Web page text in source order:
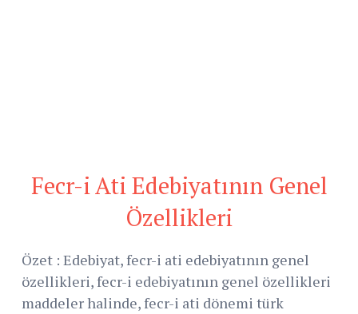
Fecr-i Ati Edebiyatının Genel
Özellikleri
Özet : Edebiyat, fecr-i ati edebiyatının genel
özellikleri, fecr-i edebiyatının genel özellikleri
maddeler halinde, fecr-i ati dönemi türk